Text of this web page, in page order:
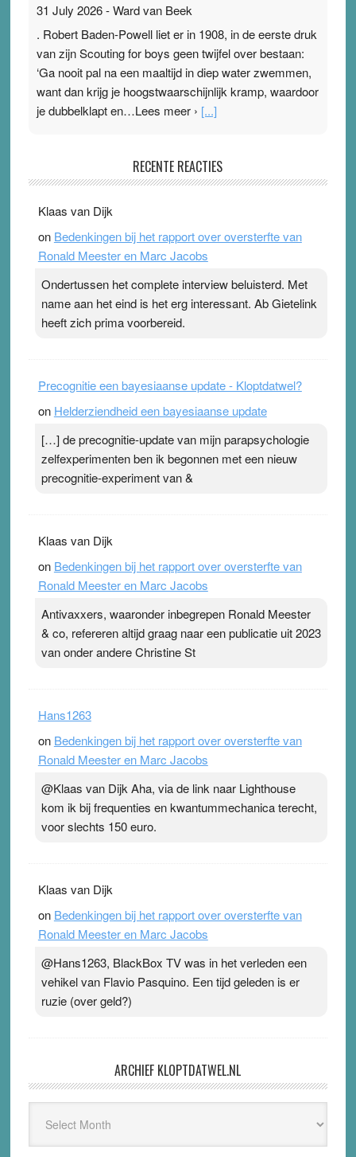
31 July 2026-Ward van Beek
. Robert Baden-Powell liet er in 1908, in de eerste druk
van zijn Scouting for boys geen twijfel over bestaan:
‘Ga nooit pal na een maaltijd in diep water zwemmen,
want dan krijg je hoogstwaarschijnlijk kramp, waardoor
je dubbelklapt en…Lees meer › [...]
Ward van Beek
topsporters. Ze hopen ermee hun hartslag te verlagen
terwijl ze meer zuurstof opnemen. Daarop heeft zo’n
pleister geen effect. Maar het gevoel ‘makkelijker te
Pleisterplakkers in de topspsort ›[...]
RECENTE REACTIES
Klaas van Dijk
on Bedenkingen bij het rapport over oversterfte van
Ronald Meester en Marc Jacobs
Ondertussen het complete interview beluisterd. Met
name aan het eind is het erg interessant. Ab Gietelink
heeft zich prima voorbereid.
Precognitie een bayesiaanse update - Kloptdatwel?
on Helderziendheid een bayesiaanse update
[…] de precognitie-update van mijn parapsychologie
zelfexperimenten ben ik begonnen met een nieuw
precognitie-experiment van &
Klaas van Dijk
on Bedenkingen bij het rapport over oversterfte van
Ronald Meester en Marc Jacobs
Antivaxxers, waaronder inbegrepen Ronald Meester
& co, refereren altijd graag naar een publicatie uit 2023
van onder andere Christine St
Hans1263
on Bedenkingen bij het rapport over oversterfte van
Ronald Meester en Marc Jacobs
@Klaas van Dijk Aha, via de link naar Lighthouse
kom ik bij frequenties en kwantummechanica terecht,
voor slechts 150 euro.
Klaas van Dijk
on Bedenkingen bij het rapport over oversterfte van
Ronald Meester en Marc Jacobs
@Hans1263, BlackBox TV was in het verleden een
vehikel van Flavio Pasquino. Een tijd geleden is er
ruzie (over geld?)
ARCHIEF KLOPTDATWEL.NL
Kloptdatwel.nl